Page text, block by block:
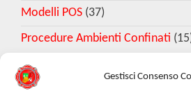
Gestisci Consenso
Modelli POS (37)
Procedure Ambienti Confinati